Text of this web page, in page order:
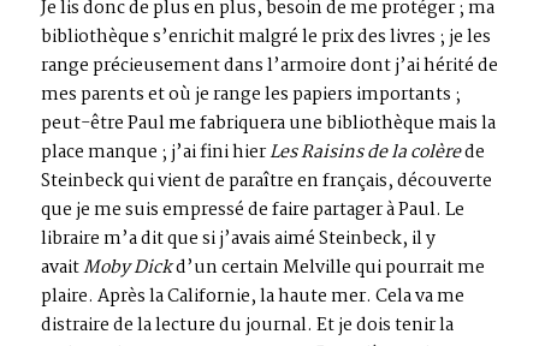
Je lis donc de plus en plus, besoin de me protéger ; ma
bibliothèque s’enrichit malgré le prix des livres ; je les
range précieusement dans l’armoire dont j’ai hérité de
mes parents et où je range les papiers importants ;
peut-être Paul me fabriquera une bibliothèque mais la
place manque ; j’ai fini hierLes Raisins de la colèrede
Steinbeck qui vient de paraître en français, découverte
que je me suis empressé de faire partager à Paul. Le
libraire m’a dit que si j’avais aimé Steinbeck, il y
avaitMoby Dickd’un certain Melville qui pourrait me
plaire. Après la Californie, la haute mer. Cela va me
distraire de la lecture du journal. Et je dois tenir la